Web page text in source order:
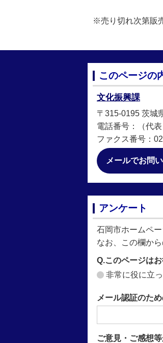
※売り切れ次第販
このページの
文化振興課
〒315-0195 茨城
電話番号：（代
ファクス番号：
メールでお問
アンケート
石岡市ホームペ
なお、この欄か
Q.このページは
非常に役に立
メール認証のた
ご意見・ご感想